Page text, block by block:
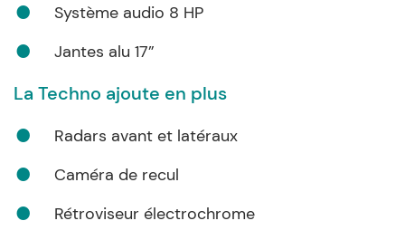
Système audio 8 HP
Jantes alu 17”
La Techno ajoute en plus
Radars avant et latéraux
Caméra de recul
Rétroviseur électrochrome